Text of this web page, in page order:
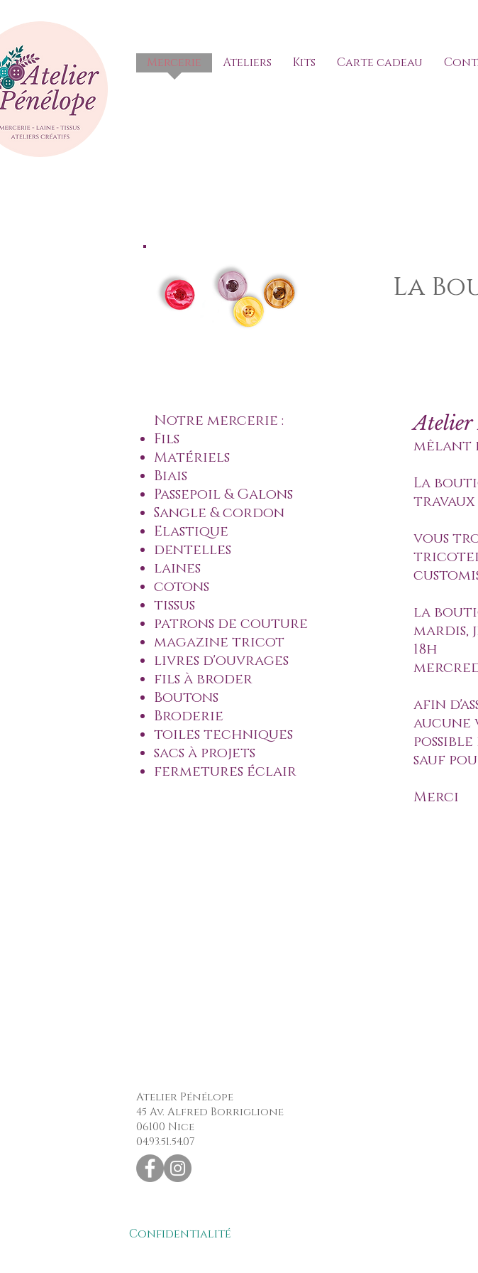
Mercerie Ateliers Kits Carte cadeau
La
Notre mercerie :
Fils
Matériels
Biais
Passepoil & Galons
Sangle & cordon
Elastique
dentelles
laines
cotons
tissus
patrons de couture
magazine tricot
livres d'ouvrages
fils à broder
Boutons
Broderie
toiles techniques
sacs à projets
fermetures éclair
Atelier
mêlant
La
travaux
vous
la
mardis,
18h
afin
aucune
sauf
Merci
Atelier Pénélope
45 Av. Alfred Borriglione
06100 Nice
04.93.51.54.07
Confidentialité